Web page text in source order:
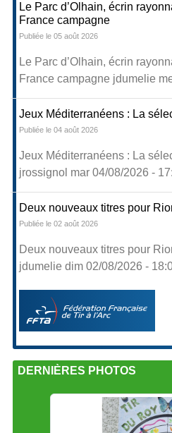
Le Parc d’Olhain, écrin
France campagne
Publiée le 05 août 2026
Le Parc d’Olhain, écrin
France campagne jdumelie
Jeux Méditerranéens : La
Publiée le 04 août 2026
Jeux Méditerranéens : La
jrossignol mar 04/08/2026 -
Deux nouveaux titres pour
Publiée le 02 août 2026
Deux nouveaux titres pour
jdumelie dim 02/08/2026 -
DERNIÈRES PHOTOS